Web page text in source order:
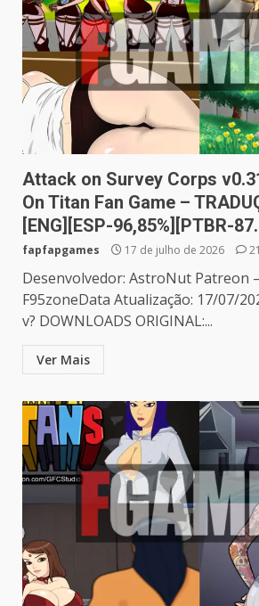
Attack on Survey Corps
On Titan Fan Game –
[ENG][ESP-96,85%][PTBR-
fapfapgames 17 de julho de 2026
Desenvolvedor: AstroNut Patreon
F95zoneData Atualização: 17/07/
v? DOWNLOADS ORIGINAL:...
Ver Mais